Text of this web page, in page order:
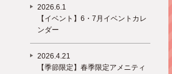
2026.6.1
【イベント】6・7月イベントカレ
ンダー
2026.4.21
【季節限定】春季限定アメニティ